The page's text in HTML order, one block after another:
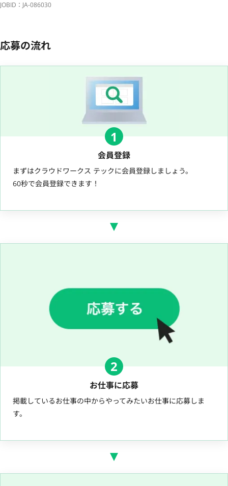
JOBID：JA-086030
応募の流れ
1
会員登録
まずはクラウドワークス テックに会員登録しましょう。
60秒で会員登録できます！
2
お仕事に応募
掲載しているお仕事の中からやってみたいお仕事に応募しま
す。